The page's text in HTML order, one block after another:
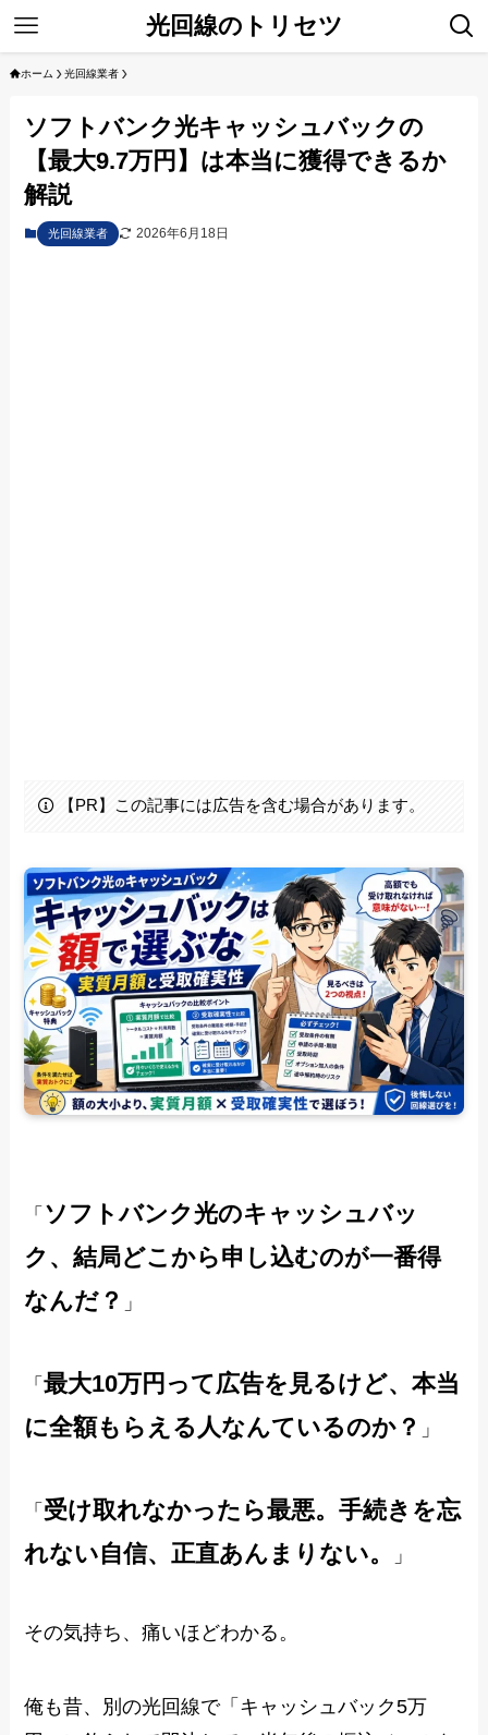
光回線のトリセツ
ホーム 光回線業者
ソフトバンク光キャッシュバックの
【最大9.7万円】は本当に獲得できるか
解説
光回線業者 2026年6月18日
【PR】この記事には広告を含む場合があります。
「 ソフトバンク光のキャッシュバッ
ク、結局どこから申し込むのが一番得
なんだ？ 」
「最大10万円って広告を見るけど、本当
に全額もらえる人なんているのか？ 」
「 受け取れなかったら最悪。手続きを忘
れない自信、正直あんまりない。
」
その気持ち、痛いほどわかる。
俺も昔、別の光回線で「キャッシュバック5万